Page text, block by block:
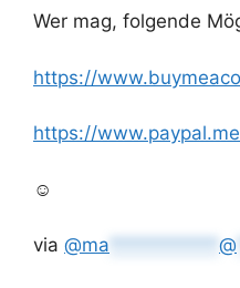
Wer mag, folgende
https://www.
https://www.
☺️
via @ma @